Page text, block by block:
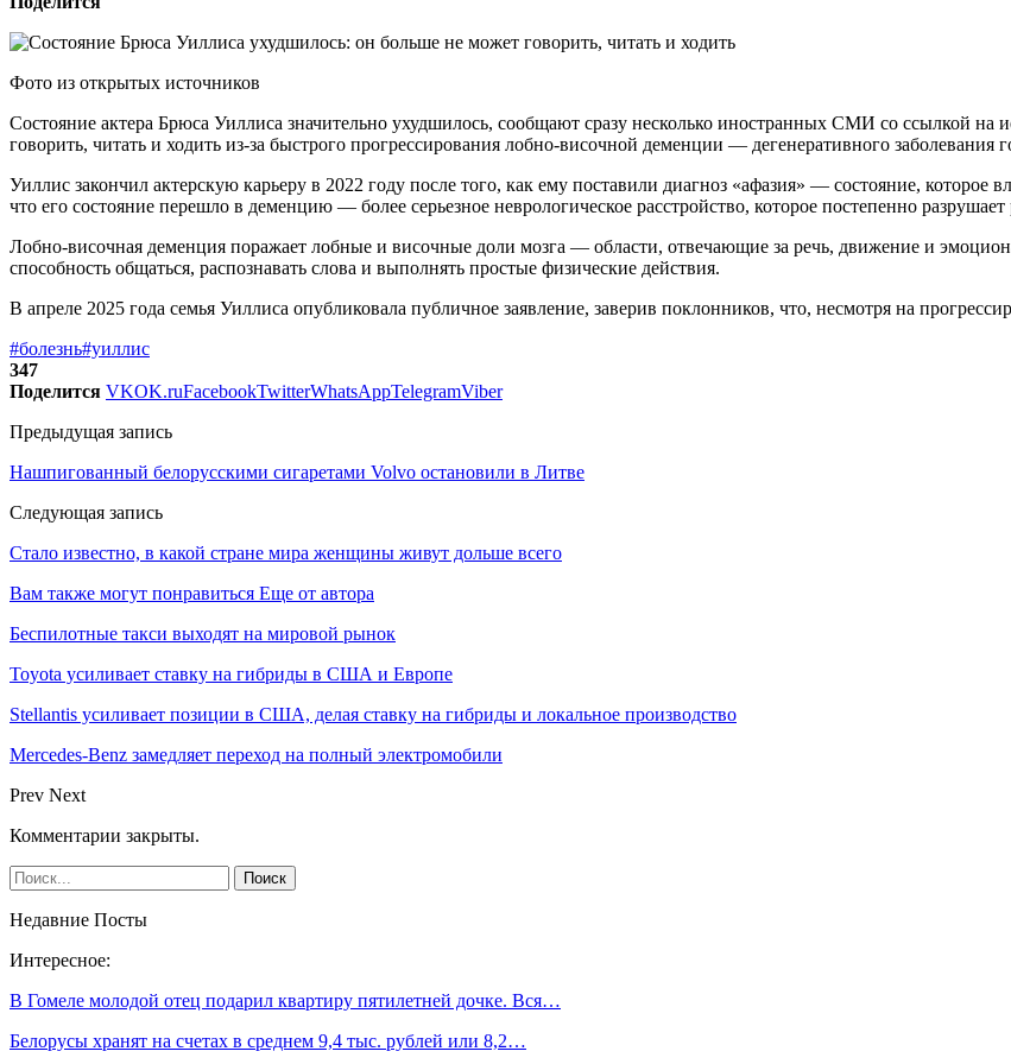
Фото из открытых источников
Состояние актера Брюса Уиллиса значительно ухудшилось, сообщают сразу несколько иностранных СМИ со ссылкой на
говорить, читать и ходить из-за быстрого прогрессирования лобно-височной деменции — дегенеративного заболевания
Уиллис закончил актерскую карьеру в 2022 году после того, как ему поставили диагноз «афазия» — состояние, которое
что его состояние перешло в деменцию — более серьезное неврологическое расстройство, которое постепенно
Лобно-височная деменция поражает лобные и височные доли мозга — области, отвечающие за речь, движение и
способность общаться, распознавать слова и выполнять простые физические действия.
В апреле 2025 года семья Уиллиса опубликовала публичное заявление, заверив поклонников, что, несмотря на
#болезнь#уиллис
347
Поделится VKOK.ruFacebookTwitterWhatsAppTelegramViber
Предыдущая запись
Нашпигованный белорусскими сигаретами Volvo остановили в Литве
Следующая запись
Стало известно, в какой стране мира женщины живут дольше всего
Вам также могут понравиться Еще от автора
Беспилотные такси выходят на мировой рынок
Toyota усиливает ставку на гибриды в США и Европе
Stellantis усиливает позиции в США, делая ставку на гибриды и локальное производство
Mercedes-Benz замедляет переход на полный электромобили
Prev Next
Комментарии закрыты.
Недавние Посты
Интересное:
В Гомеле молодой отец подарил квартиру пятилетней дочке. Вся…
Белорусы хранят на счетах в среднем 9,4 тыс. рублей или 8,2…